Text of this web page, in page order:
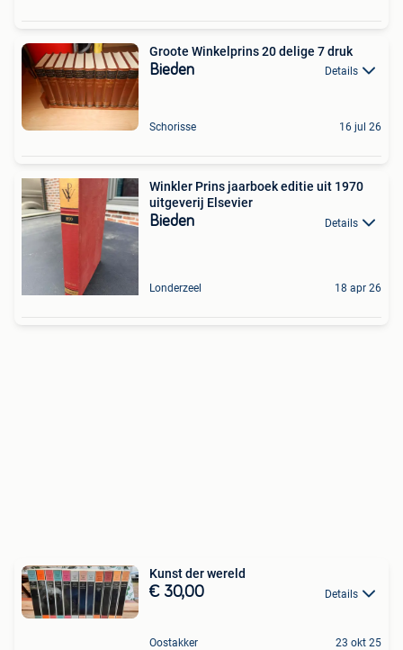
Groote Winkelprins 20 delige 7 druk
Bieden Details
Schorisse 16 jul 26
Winkler Prins jaarboek editie uit 1970
uitgeverij Elsevier
Bieden Details
Londerzeel 18 apr 26
Kunst der wereld
€ 30,00 Details
Oostakker 23 okt 25